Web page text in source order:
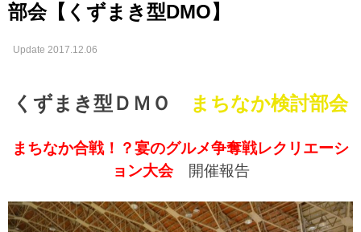
部会【くずまき型DMO】
Update 2017.12.06
くずまき型ＤＭＯ まちなか検討部会
まちなか合戦！？宴のグルメ争奪戦レクリエーシ
ョン大会開催報告